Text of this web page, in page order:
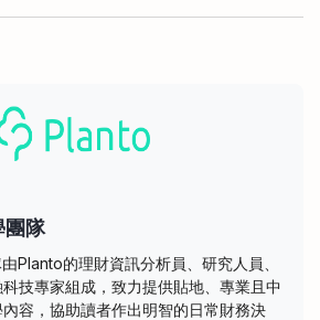
隊
Planto的理財資訊分析員、研究人員、
技專家組成，致力提供貼地、專業且中
容，協助讀者作出明智的日常財務決